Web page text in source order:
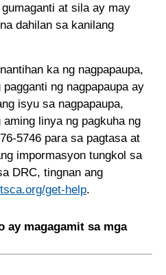
at sila ay may
dahilan sa kanilang
ka ng nagpapaupa,
ng nagpapaupa ay
isyu sa nagpapaupa,
linya ng pagkuha ng
5746 para sa pagtasa at
impormasyon tungkol sa
DRC, tingnan ang
get-help.
ay magagamit sa mga